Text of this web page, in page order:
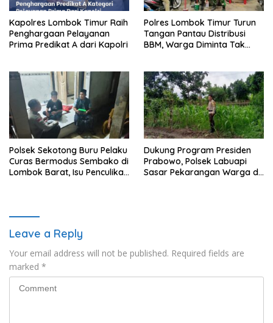
Kapolres Lombok Timur Raih
Penghargaan Pelayanan
Prima Predikat A dari Kapolri
Polres Lombok Timur Turun
Tangan Pantau Distribusi
BBM, Warga Diminta Tak
Polsek Sekotong Buru Pelaku
Curas Bermodus Sembako di
Lombok Barat, Isu Penculikan
Dukung Program Presiden
Prabowo, Polsek Labuapi
Sasar Pekarangan Warga di
Leave a Reply
Your email address will not be published. Required fields are
marked *